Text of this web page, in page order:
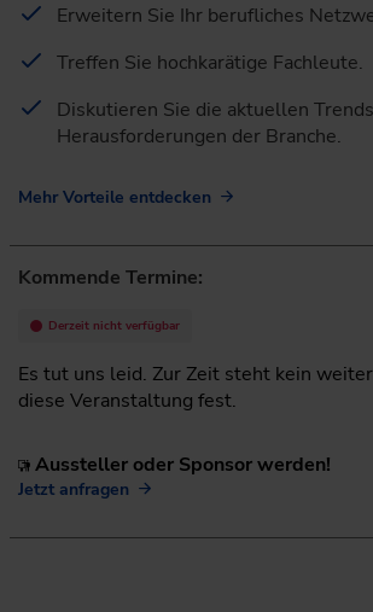
Erweitern Sie Ihr berufliches
Treffen Sie hochkarätige Fachleute.
Diskutieren Sie die aktuellen
Herausforderungen der Branche.
Mehr Vorteile entdecken
Kommende Termine:
Derzeit nicht verfügbar
Es tut uns leid. Zur Zeit steht kein
diese Veranstaltung fest.
Aussteller oder Sponsor werden!
Jetzt anfragen